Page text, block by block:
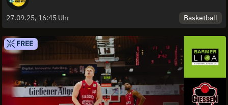
27.09.25, 16:45 Uhr Basketball
FREE